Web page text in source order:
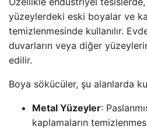
yüzeylerdeki eski boyalar ve
temizlenmesinde kullanılır.
duvarların veya diğer
edilir.
Boya sökücüler, şu alanlarda
Metal Yüzeyler:
kaplamaların